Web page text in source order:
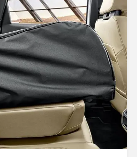
obsługującego